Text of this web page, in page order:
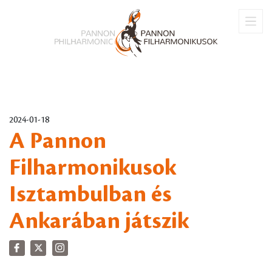
2024-01-18
A Pannon
Filharmonikusok
Isztambulban és
Ankarában játszik